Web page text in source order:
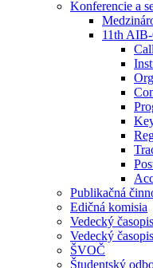
Konferencie a
11th
Publikačná
Edičná komisia
Vedecký
Vedecký
ŠVOČ
Študentský